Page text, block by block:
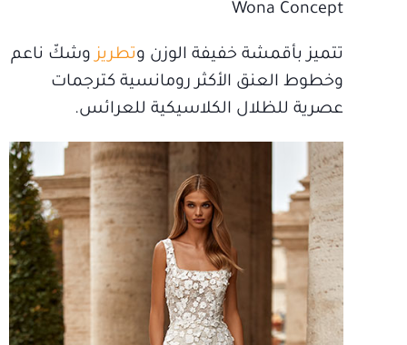
Wona Concept
تتميز بأقمشة خفيفة الوزن وتطريزوشكّ ناعم
وخطوط العنق الأكثر رومانسية كترجمات
عصرية للظلال الكلاسيكية للعرائس.